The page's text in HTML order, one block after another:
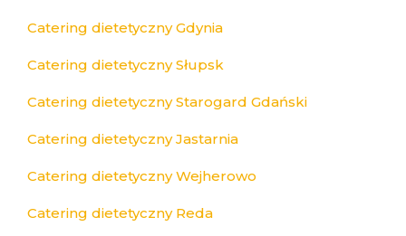
Catering dietetyczny Gdynia
Catering dietetyczny Słupsk
Catering dietetyczny Starogard Gdański
Catering dietetyczny Jastarnia
Catering dietetyczny Wejherowo
Catering dietetyczny Reda